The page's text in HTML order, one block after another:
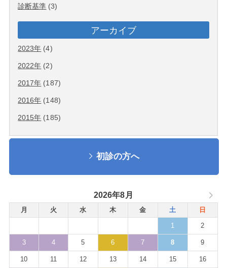
診断基準 (3)
アーカイブ
2023年 (4)
2022年 (2)
2017年 (187)
2016年 (148)
2015年 (185)
初診の方へ
2026年8月
月 火 水 木 金 土 日
1 2
3 4 5 6 7 8 9
10 11 12 13 14 15 16